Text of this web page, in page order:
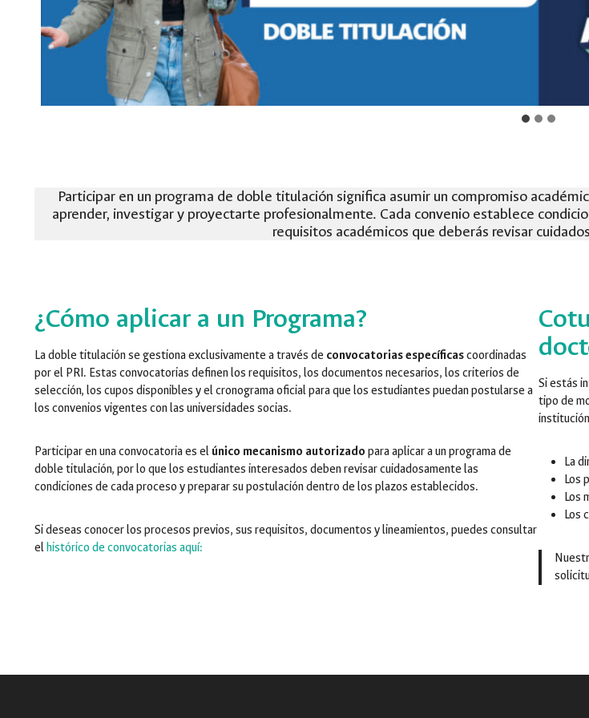
Participar en un programa de doble titulación significa asumir un compromiso
aprender, investigar y proyectarte profesionalmente. Cada convenio establece
requisitos académicos que deberás revisar
¿Cómo aplicar a un Programa?
La doble titulación se gestiona exclusivamente a través de convocatorias específicascoordinadas
por el PRI. Estas convocatorias definen los requisitos, los documentos necesarios, los criterios de
selección, los cupos disponibles y el cronograma oficial para que los estudiantes puedan postularse a
los convenios vigentes con las universidades socias.
Participar en una convocatoria es el único mecanismo autorizado para aplicar a un programa de
doble titulación, por lo que los estudiantes interesados deben revisar cuidadosamente las
condiciones de cada proceso y preparar su postulación dentro de los plazos establecidos.
Si deseas conocer los procesos previos, sus requisitos, documentos y lineamientos, puedes consultar
el histórico de convocatorias aquí:
Si estás
tipo de
La
Los
Los
Los